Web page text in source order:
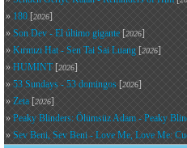
» 180 [2026]
» Son Dev - El último gigante [2026]
» Kırmızı Hat - Sen Tai Sai Luang [2026]
» HUMINT[2026]
» 53 Sundays - 53 domingos [2026]
» Zeta [2026]
» Peaky Blinders: Ölümsüz Adam - Peaky
» Sev Beni, Sev Beni - Love Me, Love Me: